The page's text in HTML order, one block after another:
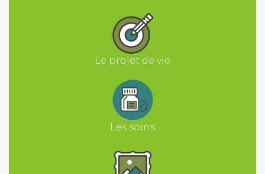
Le projet de vie
Les soins